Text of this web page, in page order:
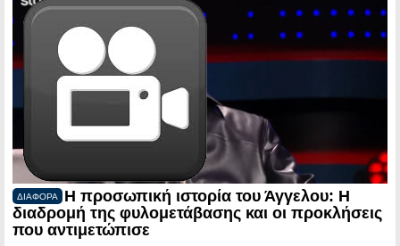
ΔΙΑΦΟΡΑ
Η προσωπική ιστορία του Άγγελου: Η
διαδρομή της φυλομετάβασης και οι προκλήσεις
που αντιμετώπισε